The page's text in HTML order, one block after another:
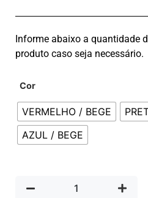
Informe abaixo a quantidade
produto caso seja necessário.
Cor
VERMELHO / BEGE
AZUL / BEGE